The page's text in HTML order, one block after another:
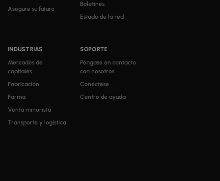
Asegure su futuro
INDUSTRIAS
Mercados de
capitales
Fabricación
Farma
Venta minorista
Transporte y logística
Boletines
Estado de la red
SOPORTE
Póngase en contacto
con nosotros
Conéctese
Centro de ayuda